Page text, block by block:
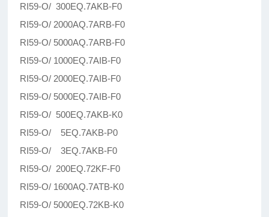
RI59-O/ 300EQ.7AKB-F0
RI59-O/ 2000AQ.7ARB-F0
RI59-O/ 5000AQ.7ARB-F0
RI59-O/ 1000EQ.7AIB-F0
RI59-O/ 2000EQ.7AIB-F0
RI59-O/ 5000EQ.7AIB-F0
RI59-O/ 500EQ.7AKB-K0
RI59-O/ 5EQ.7AKB-P0
RI59-O/ 3EQ.7AKB-F0
RI59-O/ 200EQ.72KF-F0
RI59-O/ 1600AQ.7ATB-K0
RI59-O/ 5000EQ.72KB-K0